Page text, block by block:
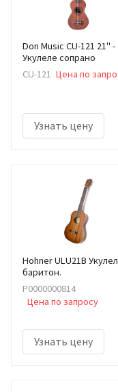
Don Music CU-121 21" -
Укулеле сопрано
CU-121 Цена по
Узнать цену
Hohner ULU21B
баритон.
Р0000000814
Цена по запросу
Узнать цену